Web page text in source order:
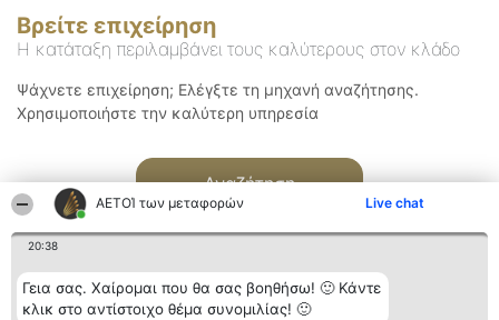
ΑΕΤΟΊ των μεταφορών Live chat
20:38
Γεια σας. Χαίρομαι που θα σας βοηθήσω! 🙂 Κάντε
κλικ στο αντίστοιχο θέμα συνομιλίας! 🙂
Βρείτε επιχείρηση
Η κατάταξη περιλαμβάνει τους καλύτερους στον κλάδο
Ψάχνετε επιχείρηση; Ελέγξτε τη μηχανή αναζήτησης.
Χρησιμοποιήστε την καλύτερη υπηρεσία
Αναζήτηση